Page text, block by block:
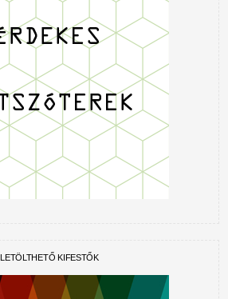
LETÖLTHETŐ KIFESTŐK